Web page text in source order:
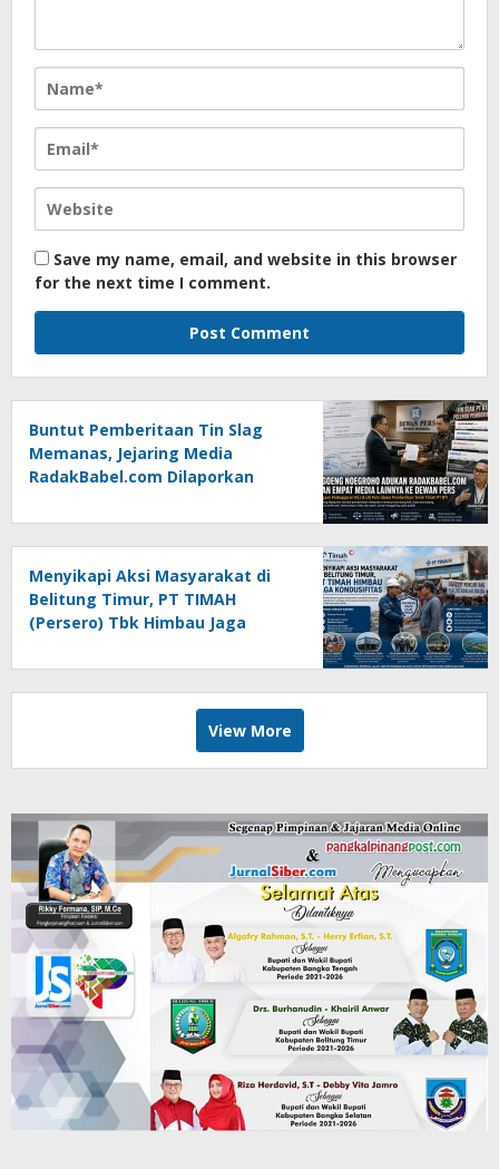
Save my name, email, and website in this browser
for the next time I comment.
Buntut Pemberitaan Tin Slag
Memanas, Jejaring Media
RadakBabel.com Dilaporkan
Pers
Menyikapi Aksi Masyarakat di
Belitung Timur, PT TIMAH
(Persero) Tbk Himbau Jaga
View More